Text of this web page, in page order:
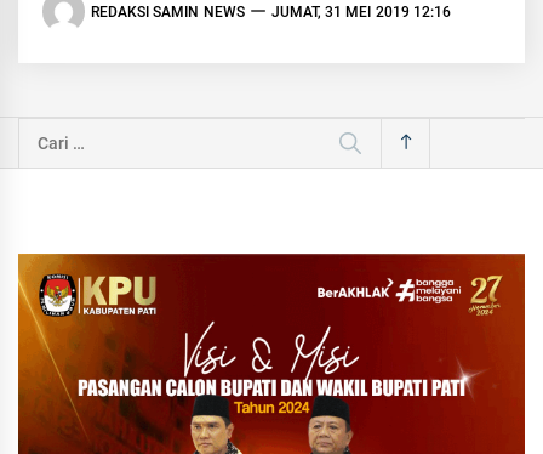
REDAKSI SAMIN NEWS JUMAT, 31 MEI 2019 12:16
Cari
untuk: